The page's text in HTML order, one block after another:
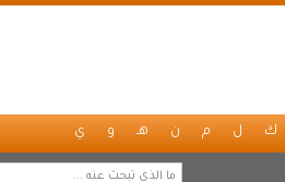
ك ل م ن هـ و ي